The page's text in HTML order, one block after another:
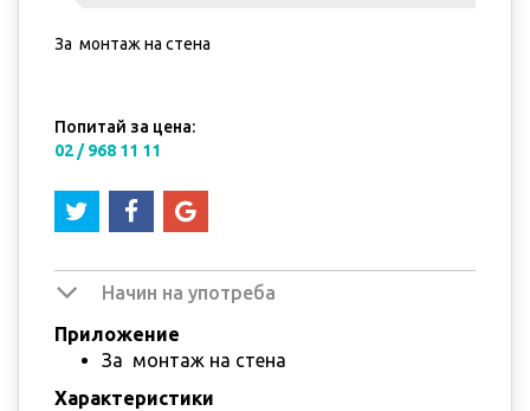
За монтаж на стена
Попитай за цена:
02 / 968 11 11
Начин на употреба
Приложение
За монтаж на стена
Характеристики